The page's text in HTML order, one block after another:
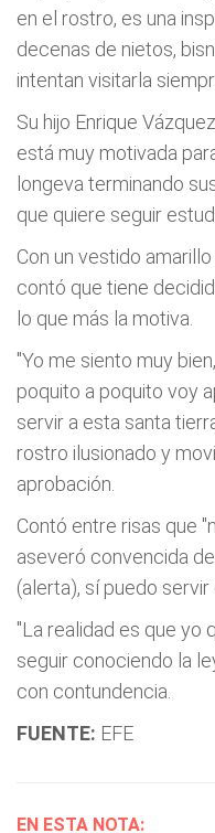
en el rostro, es una
decenas de nietos,
intentan visitarla
Su hijo Enrique
está muy motivada
longeva terminando
que quiere seguir
Con un vestido
contó que tiene
lo que más la motiva.
"Yo me siento muy
poquito a poquito voy
servir a esta santa
rostro ilusionado y
aprobación.
Contó entre risas que
aseveró convencida
(alerta), sí puedo servir
"La realidad es que yo
seguir conociendo la
con contundencia.
FUENTE: EFE
EN ESTA NOTA: